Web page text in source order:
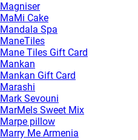
Magniser
MaMi Cake
Mandala Spa
ManeTiles
Mane Tiles Gift Card
Mankan
Mankan Gift Card
Marashi
Mark Sevouni
MarMels Sweet Mix
Marpe pillow
Marry Me Armenia